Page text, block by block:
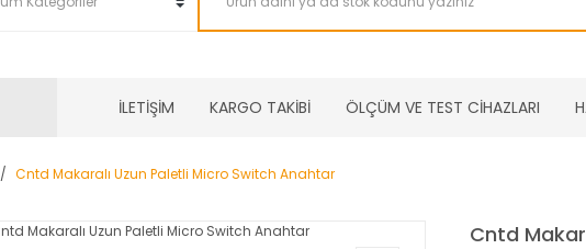
İLETİŞİM KARGO TAKİBİ ÖLÇÜM VE TEST CİHAZLARI
Cntd Makaralı Uzun Paletli Micro Switch Anahtar
Cntd